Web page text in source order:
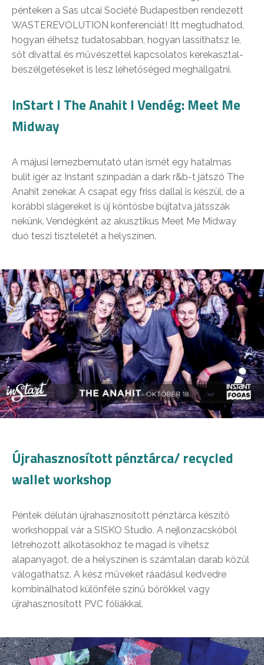
pénteken a Sas utcai Société Budapestben rendezett
WASTEREVOLUTION konferenciát! Itt megtudhatod,
hogyan élhetsz tudatosabban, hogyan lassíthatsz le,
sőt divattal és művészettel kapcsolatos kerekasztal-
beszélgetéseket is lesz lehetőséged meghallgatni.
InStart I The Anahit I Vendég: Meet Me
Midway
A májusi lemezbemutató után ismét egy hatalmas
bulit ígér az Instant színpadán a dark r&b-t játszó The
Anahit zenekar. A csapat egy friss dallal is készül, de a
korábbi slágereket is új köntösbe bújtatva játsszák
nekünk. Vendégként az akusztikus Meet Me Midway
duó teszi tiszteletét a helyszínen.
Újrahasznosított pénztárca/ recycled
wallet workshop
Péntek délután újrahasznosított pénztárca készítő
workshoppal vár a SISKO Studio. A nejlonzacskóból
létrehozott alkotásokhoz te magad is vihetsz
alapanyagot, de a helyszínen is számtalan darab közül
válogathatsz. A kész műveket ráadásul kedvedre
kombinálhatod különféle színű bőrökkel vagy
újrahasznosított PVC fóliákkal.